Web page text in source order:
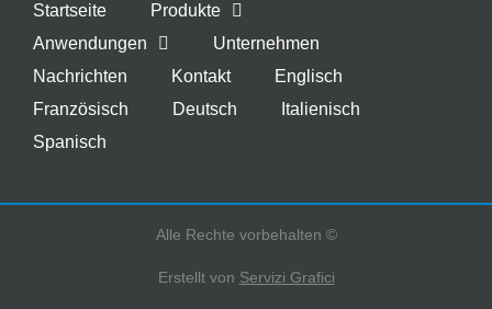
Startseite
Produkte
Anwendungen
Unternehmen
Nachrichten
Kontakt
Englisch
Französisch
Deutsch
Italienisch
Spanisch
Alle Rechte vorbehalten ©
Erstellt von Servizi Grafici